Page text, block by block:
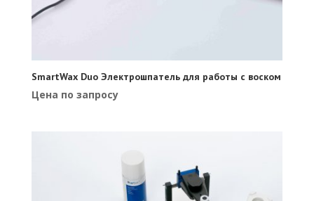
SmartWax Duo Электрошпатель для работы с воском
Цена по запросу